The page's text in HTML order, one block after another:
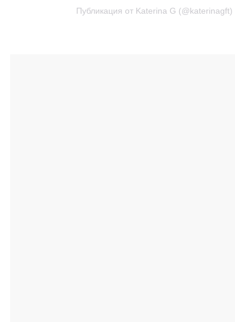
Публикация от Katerina G (@katerinagft)